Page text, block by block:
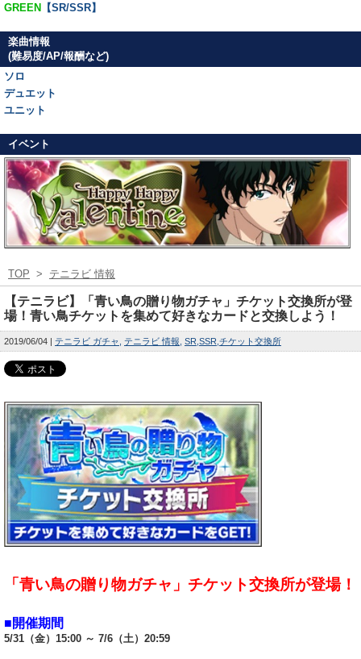
GREEN 【SR/SSR】
楽曲情報
(難易度/AP/報酬など)
ソロ
デュエット
ユニット
イベント
TOP > テニラビ 情報
【テニラビ】「青い鳥の贈り物ガチャ」チケット交換所が登
場！青い鳥チケットを集めて好きなカードと交換しよう！
2019/06/04 テニラビ ガチャ テニラビ 情報 SR SSR チケット交換所
「青い鳥の贈り物ガチャ」チケット交換所が登場！
■開催期間
5/31（金）15:00 ～ 7/6（土）20:59